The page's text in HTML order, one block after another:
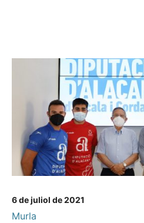
6 de juliol de 2021
Murla